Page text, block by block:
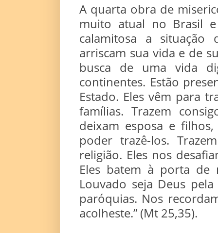
A quarta obra de
muito atual no Brasil
calamitosa a
arriscam sua vida e de
busca de uma vida
continentes. Estão
Estado. Eles vêm para
famílias. Trazem
deixam esposa e
poder trazê-los.
religião. Eles nos
Eles batem à porta de
Louvado seja Deus
paróquias. Nos
acolheste.” (Mt 25,35).